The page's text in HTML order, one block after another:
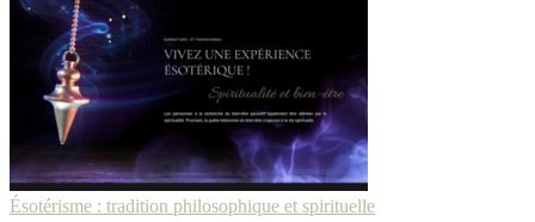
Ésotérisme : tradition philosophique et spirituelle